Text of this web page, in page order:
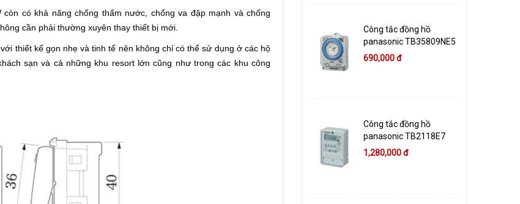
có khả năng chống thấm nước, chống va đập mạnh và chống
cần phải thường xuyên thay thiết bị mới.
thiết kế gọn nhẹ và tinh tế nên không chỉ có thể sử dụng ở các hộ
sạn và cả những khu resort lớn cũng như trong các khu công
Công tắc đồng hồ
panasonic TB35809NE5
690,000 đ
Công tắc đồng hồ
panasonic TB2118E7
1,280,000 đ